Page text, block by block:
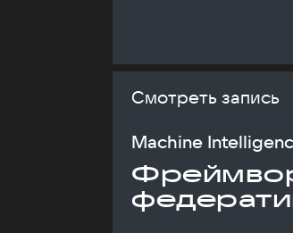
Смотреть запись
Machine